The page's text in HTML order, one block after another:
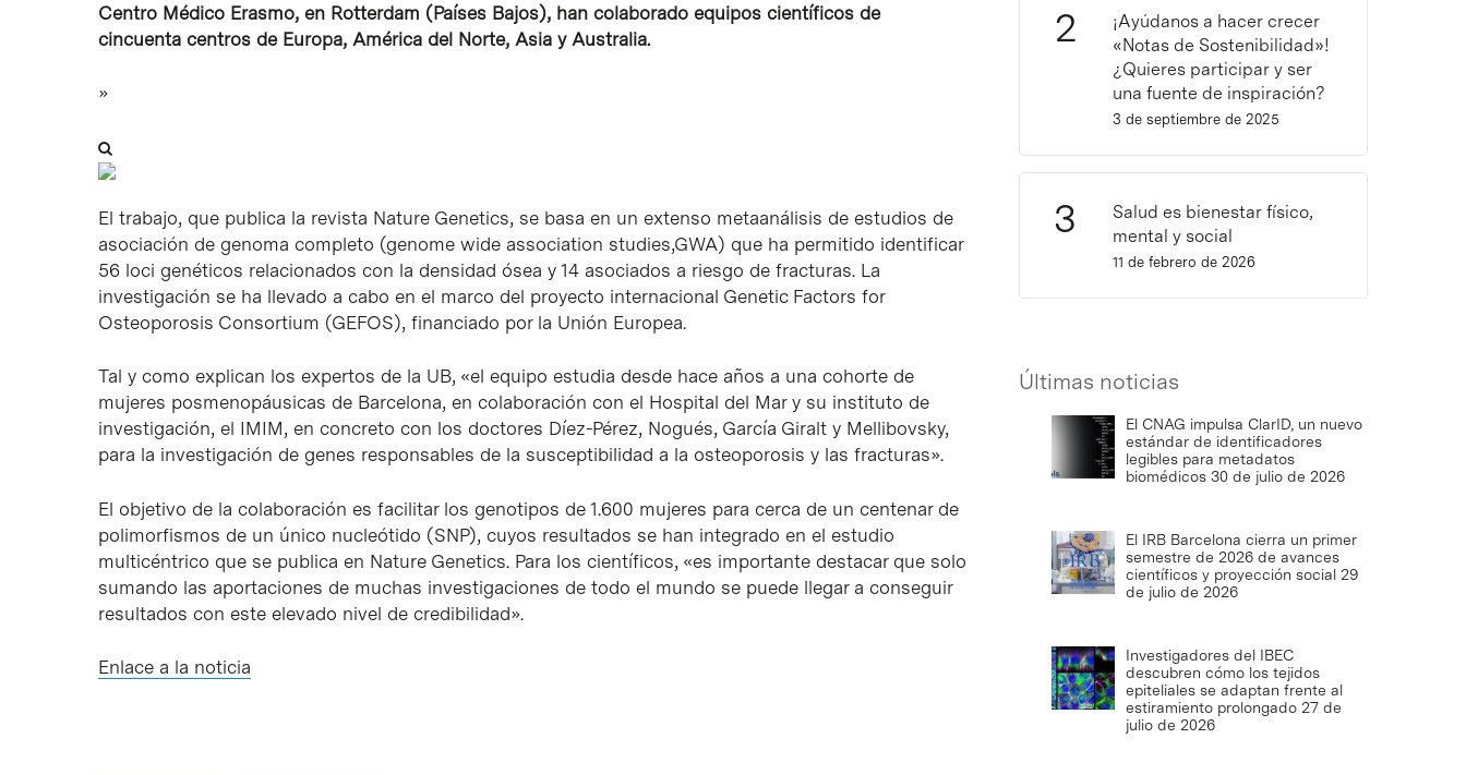
Centro Médico Erasmo, en Rotterdam (Países Bajos), han colaborado equipos científicos de
cincuenta centros de Europa, América del Norte, Asia y Australia.
»
El trabajo, que publica la revista Nature Genetics, se basa en un extenso metaanálisis de estudios de
asociación de genoma completo (genome wide association studies,GWA) que ha permitido identificar
56 loci genéticos relacionados con la densidad ósea y 14 asociados a riesgo de fracturas. La
investigación se ha llevado a cabo en el marco del proyecto internacional Genetic Factors for
Osteoporosis Consortium (GEFOS), financiado por la Unión Europea.
Tal y como explican los expertos de la UB, «el equipo estudia desde hace años a una cohorte de
mujeres posmenopáusicas de Barcelona, ​​en colaboración con el Hospital del Mar y su instituto de
investigación, el IMIM, en concreto con los doctores Díez-Pérez, Nogués, García Giralt y Mellibovsky,
para la investigación de genes responsables de la susceptibilidad a la osteoporosis y las fracturas».
El objetivo de la colaboración es facilitar los genotipos de 1.600 mujeres para cerca de un centenar de
polimorfismos de un único nucleótido (SNP), cuyos resultados se han integrado en el estudio
multicéntrico que se publica en Nature Genetics. Para los científicos, «es importante destacar que solo
sumando las aportaciones de muchas investigaciones de todo el mundo se puede llegar a conseguir
resultados con este elevado nivel de credibilidad».
Enlace a la noticia
¡Ayúdanos a hacer crecer
«Notas de Sostenibilidad»!
¿Quieres participar y ser
una fuente de inspiración?
3 de septiembre de 2025
Salud es bienestar físico,
mental y social
11 de febrero de 2026
Últimas noticias
El CNAG impulsa ClarID, un nuevo
estándar de identificadores
legibles para metadatos
biomédicos 30 de julio de 2026
El IRB Barcelona cierra un primer
semestre de 2026 de avances
científicos y proyección social 29
de julio de 2026
Investigadores del IBEC
descubren cómo los tejidos
epiteliales se adaptan frente al
estiramiento prolongado 27 de
julio de 2026